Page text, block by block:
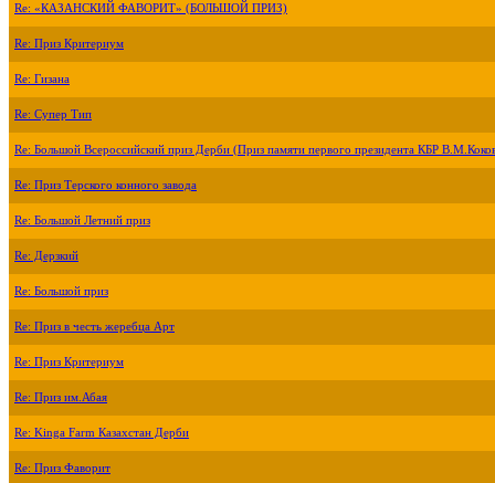
Re: «КАЗАНСКИЙ ФАВОРИТ» (БОЛЬШОЙ ПРИЗ)
Re: Приз Критериум
Re: Гизана
Re: Супер Тип
Re: Большой Всероссийский приз Дерби (Приз памяти первого президента КБР
Re: Приз Терского конного завода
Re: Большой Летний приз
Re: Дерзкий
Re: Большой приз
Re: Приз в честь жеребца Арт
Re: Приз Критериум
Re: Приз им.Абая
Re: Kinga Farm Казахстан Дерби
Re: Приз Фаворит